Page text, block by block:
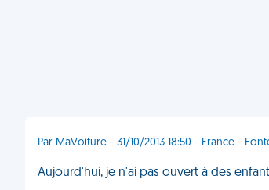
Par MaVoiture - 31/10/2013 18:50 - France -
Aujourd'hui, je n'ai pas ouvert à des